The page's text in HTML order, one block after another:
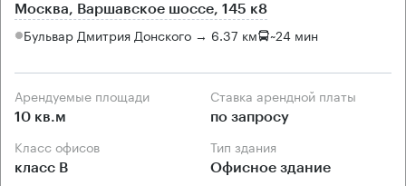
Москва, Варшавское шоссе, 145 к8
Бульвар Дмитрия Донского → 6.37 км ~24 мин
Арендуемые площади
10 кв.м
Ставка арендной платы
по запросу
Класс офисов
класс B
Тип здания
Офисное здание